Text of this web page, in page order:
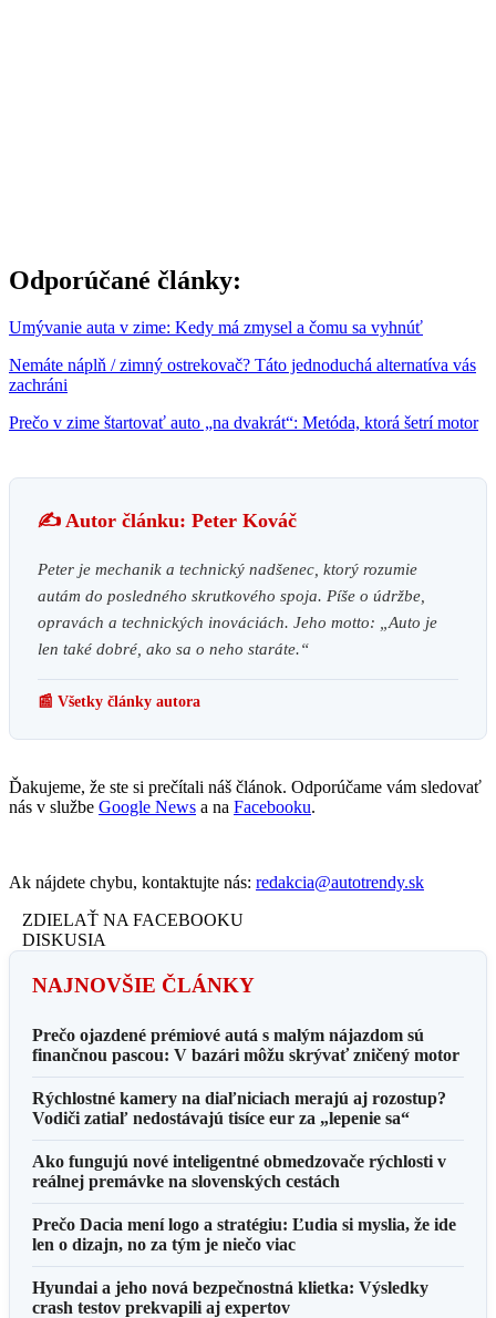
Odporúčané články:
Umývanie auta v zime: Kedy má zmysel a čomu sa vyhnúť
Nemáte náplň / zimný ostrekovač? Táto jednoduchá alternatíva vás
zachráni
Prečo v zime štartovať auto „na dvakrát“: Metóda, ktorá šetrí motor
✍️ Autor článku: Peter Kováč
Peter je mechanik a technický nadšenec, ktorý rozumie
autám do posledného skrutkového spoja. Píše o údržbe,
opravách a technických inováciách. Jeho motto: „Auto je
len také dobré, ako sa o neho staráte.“
📰 Všetky články autora
Ďakujeme, že ste si prečítali náš článok. Odporúčame vám sledovať
nás v službe Google News a na Facebooku.
Ak nájdete chybu, kontaktujte nás: redakcia@autotrendy.sk
ZDIELAŤ NA FACEBOOKU
DISKUSIA
NAJNOVŠIE ČLÁNKY
Prečo ojazdené prémiové autá s malým nájazdom sú
finančnou pascou: V bazári môžu skrývať zničený motor
Rýchlostné kamery na diaľniciach merajú aj rozostup?
Vodiči zatiaľ nedostávajú tisíce eur za „lepenie sa“
Ako fungujú nové inteligentné obmedzovače rýchlosti v
reálnej premávke na slovenských cestách
Prečo Dacia mení logo a stratégiu: Ľudia si myslia, že ide
len o dizajn, no za tým je niečo viac
Hyundai a jeho nová bezpečnostná klietka: Výsledky
crash testov prekvapili aj expertov